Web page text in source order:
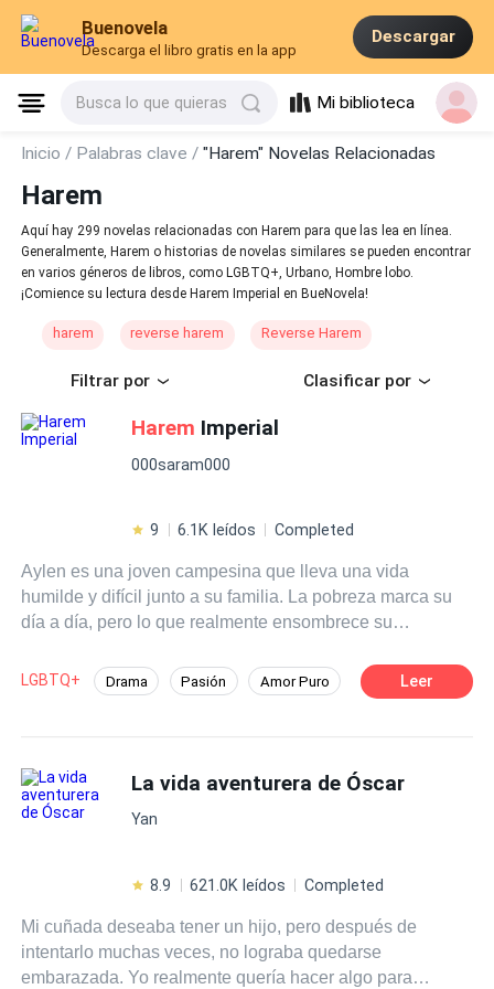
Buenovela
Descarga el libro gratis en la app
Descargar
Busca lo que quieras Mi biblioteca
Inicio / Palabras clave /"Harem" Novelas Relacionadas
Harem
Aquí hay 299 novelas relacionadas con Harem para que las lea en línea.
Generalmente, Harem o historias de novelas similares se pueden encontrar
en varios géneros de libros, como LGBTQ+, Urbano, Hombre lobo.
¡Comience su lectura desde Harem Imperial en BueNovela!
harem reverse harem Reverse Harem
Filtrar por Clasificar por
Harem Imperial
000saram000
9 6.1K leídos Completed
Aylen es una joven campesina que lleva una vida
humilde y difícil junto a su familia. La pobreza marca su
día a día, pero lo que realmente ensombrece su
abusivo. Aun así, en medio de tanta dureza, hay algo en
Aylen que la convierte en alguien imposible de olvidar.
una delicadeza que solo necesita un vistazo para
hechizar a quien la contempla... Su presencia no pasa
desapercibida. Los aldeanos murmuran su nombre con
apariencia encantadora comienzan a extenderse más
la emperatriz. Dueña de una corte deslumbrante y
conocida por su apetito insaciable por todo lo bello, la
emperatriz es tan admirada como temida. Su crueldad es
LGBTQ+ Drama Pasión Amor Puro
Reverse Harem Gay por ti
Leer
La vida aventurera de Óscar
Yan
8.9 621.0K leídos Completed
Mi cuñada deseaba tener un hijo, pero después de
intentarlo muchas veces, no lograba quedarse
embarazada. Yo realmente quería hacer algo para